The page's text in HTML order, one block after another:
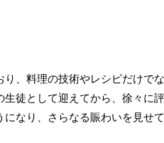
、料理の技術やレシピだけで
徒として迎えてから、徐々に
なり、さらなる賑わいを見せ